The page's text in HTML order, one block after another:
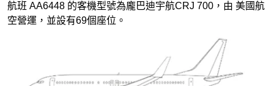
航班 AA6448 的客機型號為龐巴迪宇航CRJ 700，由 美國航
空營運，並設有69個座位。